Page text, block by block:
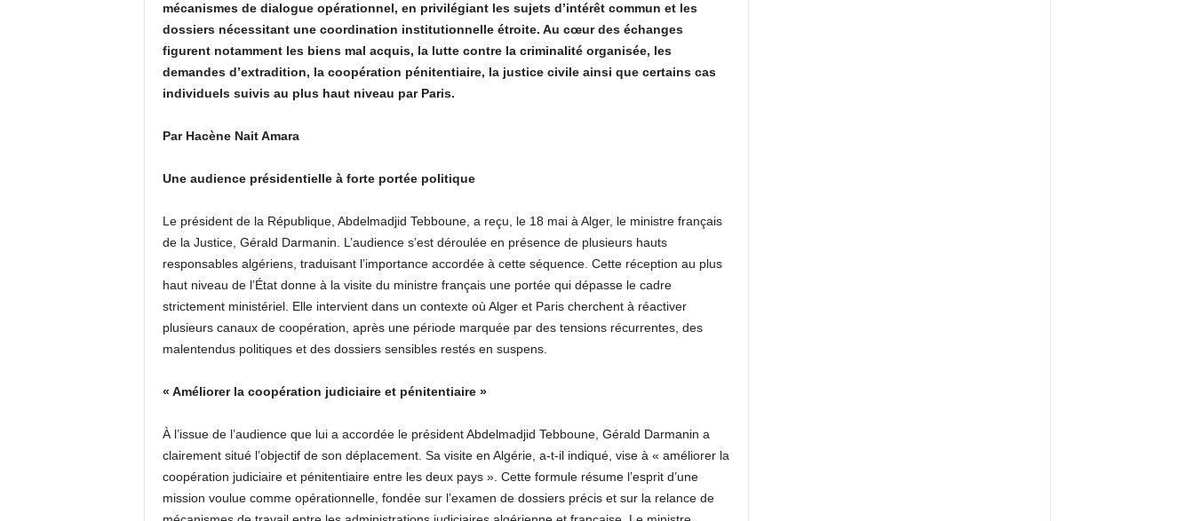
mécanismes de dialogue opérationnel, en privilégiant les sujets d’intérêt commun et les
dossiers nécessitant une coordination institutionnelle étroite. Au cœur des échanges
figurent notamment les biens mal acquis, la lutte contre la criminalité organisée, les
demandes d’extradition, la coopération pénitentiaire, la justice civile ainsi que certains cas
individuels suivis au plus haut niveau par Paris.
Par Hacène Nait Amara
Une audience présidentielle à forte portée politique
Le président de la République, Abdelmadjid Tebboune, a reçu, le 18 mai à Alger, le ministre français
de la Justice, Gérald Darmanin. L’audience s’est déroulée en présence de plusieurs hauts
responsables algériens, traduisant l’importance accordée à cette séquence. Cette réception au plus
haut niveau de l’État donne à la visite du ministre français une portée qui dépasse le cadre
strictement ministériel. Elle intervient dans un contexte où Alger et Paris cherchent à réactiver
plusieurs canaux de coopération, après une période marquée par des tensions récurrentes, des
malentendus politiques et des dossiers sensibles restés en suspens.
« Améliorer la coopération judiciaire et pénitentiaire »
À l’issue de l’audience que lui a accordée le président Abdelmadjid Tebboune, Gérald Darmanin a
clairement situé l’objectif de son déplacement. Sa visite en Algérie, a-t-il indiqué, vise à « améliorer la
coopération judiciaire et pénitentiaire entre les deux pays ». Cette formule résume l’esprit d’une
mission voulue comme opérationnelle, fondée sur l’examen de dossiers précis et sur la relance de